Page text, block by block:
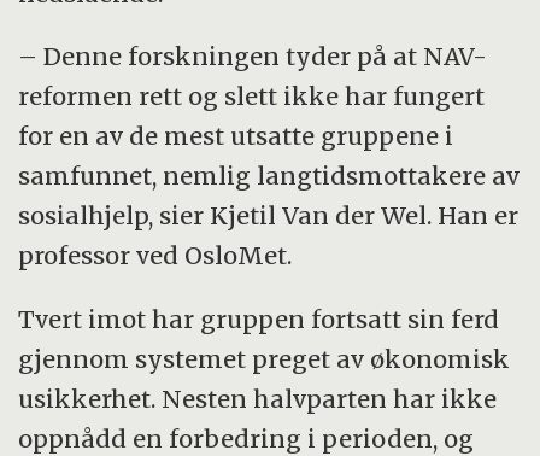
– Denne forskningen tyder på at NAV-
reformen rett og slett ikke har fungert
for en av de mest utsatte gruppene i
samfunnet, nemlig langtidsmottakere av
sosialhjelp, sier Kjetil Van der Wel. Han er
professor ved OsloMet.
Tvert imot har gruppen fortsatt sin ferd
gjennom systemet preget av økonomisk
usikkerhet. Nesten halvparten har ikke
oppnådd en forbedring i perioden, og